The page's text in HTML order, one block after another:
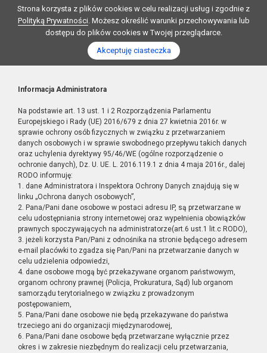
Strona korzysta z plików cookies w celu realizacji usług i zgodnie z
Polityką Prywatności. Możesz określić warunki przechowywania lub
dostępu do plików cookies w Twojej przeglądarce.
Akceptuję ciasteczka
Informacja Administratora
Na podstawie art. 13 ust. 1 i 2 Rozporządzenia Parlamentu
Europejskiego i Rady (UE) 2016/679 z dnia 27 kwietnia 2016r. w
sprawie ochrony osób fizycznych w związku z przetwarzaniem
danych osobowych i w sprawie swobodnego przepływu takich danych
oraz uchylenia dyrektywy 95/46/WE (ogólne rozporządzenie o
ochronie danych), Dz. U. UE. L. 2016.119.1 z dnia 4 maja 2016r., dalej
RODO informuję:
1. dane Administratora i Inspektora Ochrony Danych znajdują się w
linku „Ochrona danych osobowych”,
2. Pana/Pani dane osobowe w postaci adresu IP, są przetwarzane w
celu udostępniania strony internetowej oraz wypełnienia obowiązków
prawnych spoczywających na administratorze(art.6 ust.1 lit.c RODO),
3. jeżeli korzysta Pan/Pani z odnośnika na stronie będącego adresem
e-mail placówki to zgadza się Pan/Pani na przetwarzanie danych w
celu udzielenia odpowiedzi,
4. dane osobowe mogą być przekazywane organom państwowym,
organom ochrony prawnej (Policja, Prokuratura, Sąd) lub organom
samorządu terytorialnego w związku z prowadzonym
postępowaniem,
5. Pana/Pani dane osobowe nie będą przekazywane do państwa
trzeciego ani do organizacji międzynarodowej,
6. Pana/Pani dane osobowe będą przetwarzane wyłącznie przez
okres i w zakresie niezbędnym do realizacji celu przetwarzania,